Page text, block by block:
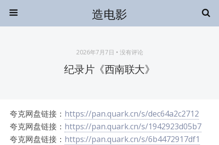
造电影
2026年7月7日 • 没有评论
纪录片《西南联大》
夸克网盘链接： https://pan.quark.cn/s/dec64a2c2712
夸克网盘链接： https://pan.quark.cn/s/1942923d05b7
夸克网盘链接： https://pan.quark.cn/s/6b4472917df1